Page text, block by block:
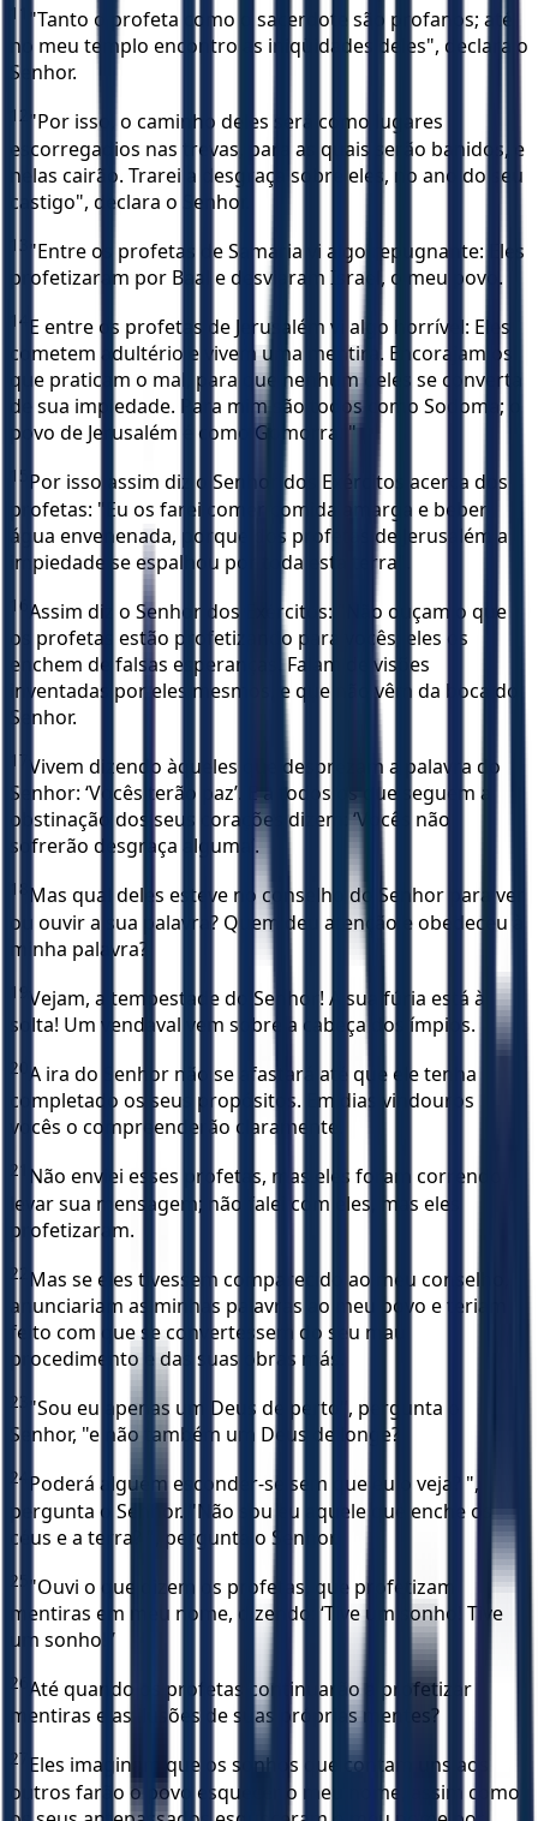
11
"Tanto o profeta como o sacerdote são profanos; até
no meu templo encontro as iniqüidades deles", declara o
Senhor.
12 "Por isso, o caminho deles será como lugares
escorregadios nas trevas, para as quais serão banidos, e
nelas cairão. Trarei a desgraça sobre eles, no ano do seu
castigo", declara o Senhor.
13 "Entre os profetas de Samaria vi algo repugnante: Eles
profetizaram por Baal e desviaram Israel, o meu povo.
14 E entre os profetas de Jerusalém vi algo horrível: Eles
cometem adultério e vivem uma mentira. Encorajam os
que praticam o mal, para que nenhum deles se converta
de sua impiedade. Para mim são todos como Sodoma; o
povo de Jerusalém é como Gomorra. "
15 Por isso assim diz o Senhor dos Exércitos acerca dos
profetas: "Eu os farei comer comida amarga e beber
água envenenada, porque dos profetas de Jerusalém a
impiedade se espalhou por toda esta terra".
16 Assim diz o Senhor dos Exércitos: "Não ouçam o que
os profetas estão profetizando para vocês; eles os
enchem de falsas esperanças. Falam de visões
inventadas por eles mesmos, e que não vêm da boca do
Senhor.
17 Vivem dizendo àqueles que desprezam a palavra do
Senhor: ‘Vocês terão paz’. E a todos os que seguem a
obstinação dos seus corações dizem: ‘Vocês não
sofrerão desgraça alguma’.
18 Mas qual deles esteve no conselho do Senhor para ver
ou ouvir a sua palavra? Quem deu atenção e obedeceu à
minha palavra?
19 Vejam, a tempestade do Senhor! A sua fúria está à
solta! Um vendaval vem sobre a cabeça dos ímpios.
20 A ira do Senhor não se afastará até que ele tenha
completado os seus propósitos. Em dias vindouros
vocês o compreenderão claramente.
21
Não enviei esses profetas, mas eles foram correndo
levar sua mensagem; não falei com eles, mas eles
profetizaram.
22 Mas se eles tivessem comparecido ao meu conselho,
anunciariam as minhas palavras ao meu povo e teriam
feito com que se convertessem do seu mau
procedimento e das suas obras más.
23 "Sou eu apenas um Deus de perto", pergunta o
Senhor, "e não também um Deus de longe?
24 Poderá alguém esconder-se sem que eu o veja? ",
pergunta o Senhor. "Não sou eu aquele que enche os
céus e a terra? ", pergunta o Senhor.
25 "Ouvi o que dizem os profetas, que profetizam
mentiras em meu nome, dizendo: ‘Tive um sonho! Tive
um sonho! ’
26 Até quando os profetas continuarão a profetizar
mentiras e as ilusões de suas próprias mentes?
27 Eles imaginam que os sonhos que contam uns aos
outros farão o povo esquecer o meu nome, assim como